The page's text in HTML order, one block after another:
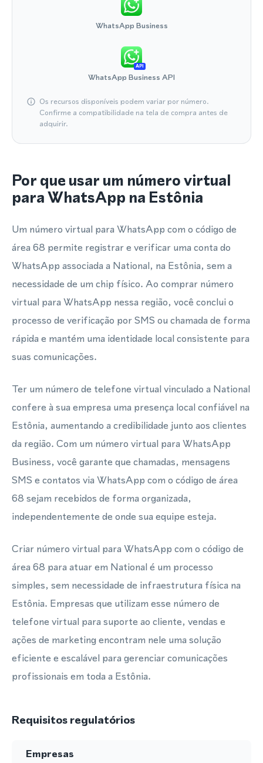
WhatsApp Business
API
WhatsApp Business API
Os recursos disponíveis podem variar por número.
Confirme a compatibilidade na tela de compra antes de
adquirir.
Por que usar um número virtual
para WhatsApp na Estônia
Um número virtual para WhatsApp com o código de
área 68 permite registrar e verificar uma conta do
WhatsApp associada a National, na Estônia, sem a
necessidade de um chip físico. Ao comprar número
virtual para WhatsApp nessa região, você conclui o
processo de verificação por SMS ou chamada de forma
rápida e mantém uma identidade local consistente para
suas comunicações.
Ter um número de telefone virtual vinculado a National
confere à sua empresa uma presença local confiável na
Estônia, aumentando a credibilidade junto aos clientes
da região. Com um número virtual para WhatsApp
Business, você garante que chamadas, mensagens
SMS e contatos via WhatsApp com o código de área
68 sejam recebidos de forma organizada,
independentemente de onde sua equipe esteja.
Criar número virtual para WhatsApp com o código de
área 68 para atuar em National é um processo
simples, sem necessidade de infraestrutura física na
Estônia. Empresas que utilizam esse número de
telefone virtual para suporte ao cliente, vendas e
ações de marketing encontram nele uma solução
eficiente e escalável para gerenciar comunicações
profissionais em toda a Estônia.
Requisitos regulatórios
Empresas